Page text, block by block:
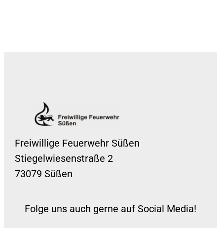
Freiwillige Feuerwehr Süßen
Stiegelwiesenstraße 2
73079 Süßen
Folge uns auch gerne auf Social Media!